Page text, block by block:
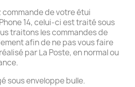
de votre étui
14, celui-ci est traité sous
traitons les commandes de
afin de ne pas vous faire
par La Poste, en normal ou
sous enveloppe bulle.